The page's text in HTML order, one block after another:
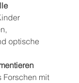
optische
Forschen mit